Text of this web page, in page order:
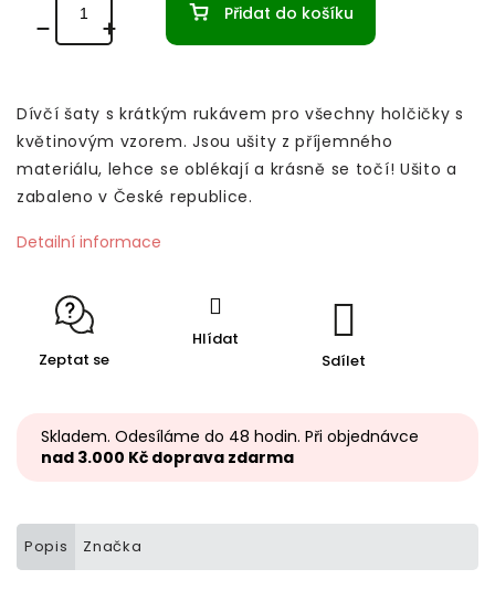
Přidat do košíku
Dívčí šaty s krátkým rukávem pro všechny holčičky s
květinovým vzorem. Jsou ušity z příjemného
materiálu, lehce se oblékají a krásně se točí! Ušito a
zabaleno v České republice.
Detailní informace
Zeptat se
Hlídat
Sdílet
Skladem. Odesíláme do 48 hodin. Při objednávce
nad 3.000 Kč doprava zdarma
Popis Značka